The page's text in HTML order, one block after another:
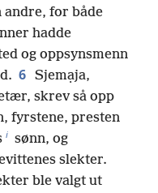
andre, for både
hadde
og oppsynsmenn
6 Sjemạja,
skrev så opp
fyrstene, presten
i sønn, og
slekter.
ble valgt ut